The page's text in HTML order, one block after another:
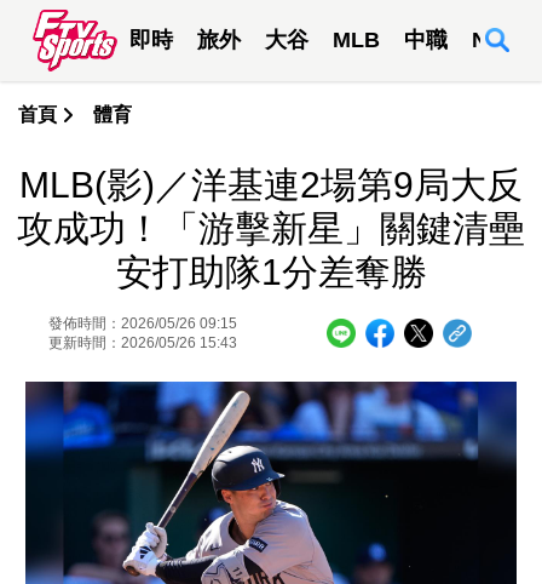
即時 旅外 大谷 MLB 中職 NBA
首頁 體育
MLB(影)／洋基連2場第9局大反
攻成功！「游擊新星」關鍵清壘
安打助隊1分差奪勝
發佈時間：2026/05/26 09:15
更新時間：2026/05/26 15:43